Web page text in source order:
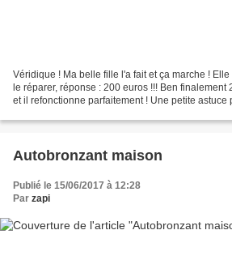
Véridique ! Ma belle fille l'a fait et ça marche !
le réparer, réponse : 200 euros !!! Ben finalement
et il refonctionne parfaitement ! Une petite astuce
Autobronzant maison
Publié le 15/06/2017 à 12:28
Par zapi